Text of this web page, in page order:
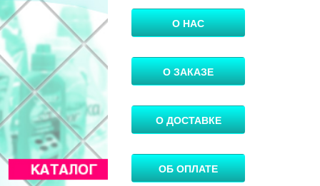
О НАС
О ЗАКАЗЕ
О ДОСТАВКЕ
ОБ ОПЛАТЕ